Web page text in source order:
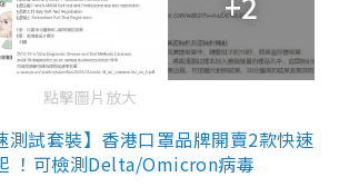
點擊圖片放大
測試套裝】香港口罩品牌開賣2款快速
！可檢測Delta/Omicron病毒